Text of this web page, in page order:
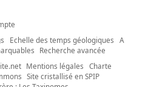
Echelle des temps géologiques
A
Recherche avancée
Mentions légales
Charte
Site cristallisé en SPIP